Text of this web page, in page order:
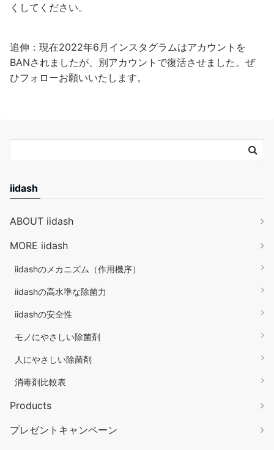
くしてください。
追伸：現在2022年6月インスタグラムはアカウントを
BANされましたが、別アカウントで復活させました。ぜ
ひフォローお願いいたします。
iidash
ABOUT iidash
MORE iidash
iidashのメカニズム（作用機序）
iidashの高水準な除菌力
iidashの安全性
モノにやさしい除菌剤
人にやさしい除菌剤
消毒剤比較表
Products
プレゼントキャンペーン